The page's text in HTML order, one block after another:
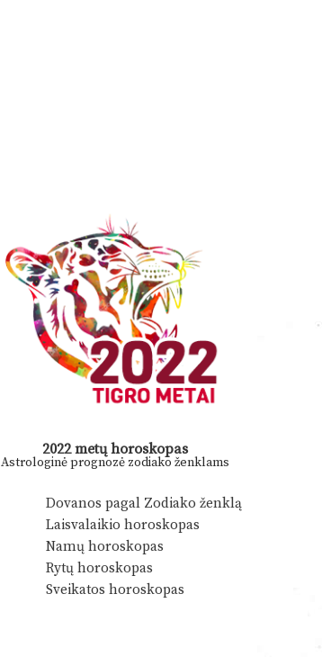
2022 metų horoskopas
Astrologinė prognozė zodiako ženklams
Dovanos pagal Zodiako ženklą
Laisvalaikio horoskopas
Namų horoskopas
Rytų horoskopas
Sveikatos horoskopas